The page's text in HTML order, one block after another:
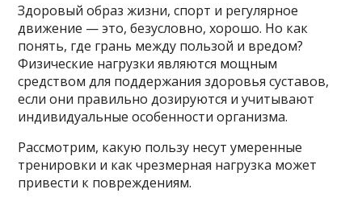
Здоровый образ жизни, спорт и регулярное
движение — это, безусловно, хорошо. Но как
понять, где грань между пользой и вредом?
Физические нагрузки являются мощным
средством для поддержания здоровья суставов,
если они правильно дозируются и учитывают
индивидуальные особенности организма.
Рассмотрим, какую пользу несут умеренные
тренировки и как чрезмерная нагрузка может
привести к повреждениям.